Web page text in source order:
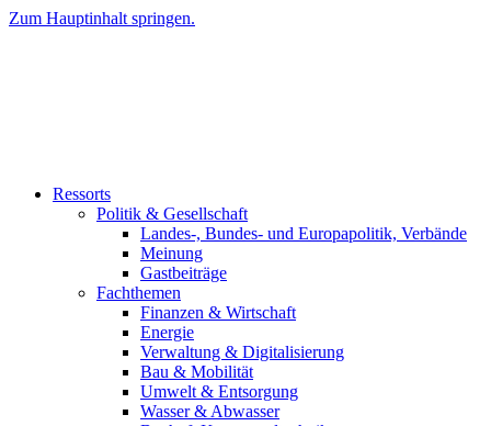
Zum Hauptinhalt springen.
Ressorts
Politik & Gesellschaft
Landes-, Bundes- und Europapolitik, Verbände
Meinung
Gastbeiträge
Fachthemen
Finanzen & Wirtschaft
Energie
Verwaltung & Digitalisierung
Bau & Mobilität
Umwelt & Entsorgung
Wasser & Abwasser